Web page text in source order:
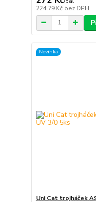
224,79 Kč bez DPH
Novinka
Uni Cat trojháček